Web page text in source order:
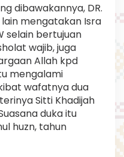
dibawakannya, DR.
mengatakan Isra
selain bertujuan
wajib, juga
Allah kpd
mengalami
wafatnya dua
Sitti Khadijah
duka itu
huzn, tahun